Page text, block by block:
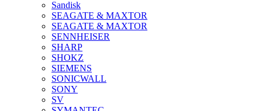
Sandisk
SEAGATE & MAXTOR
SEAGATE & MAXTOR
SENNHEISER
SHARP
SHOKZ
SIEMENS
SONICWALL
SONY
SV